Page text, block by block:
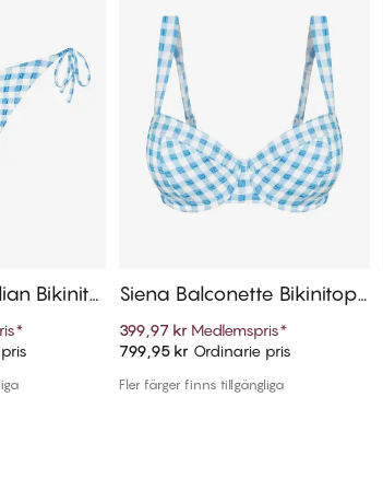
Bikinitr
*
Lägg till i varukorg
Siena Balconette Bikinitop
399,97 kr Medlemspris*
799,95 kr Ordinarie pris
Fler färger finns tillgängliga